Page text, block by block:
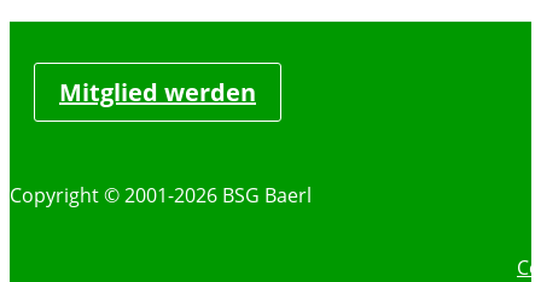
Mitglied werden
Copyright © 2001-2026 BSG Baerl